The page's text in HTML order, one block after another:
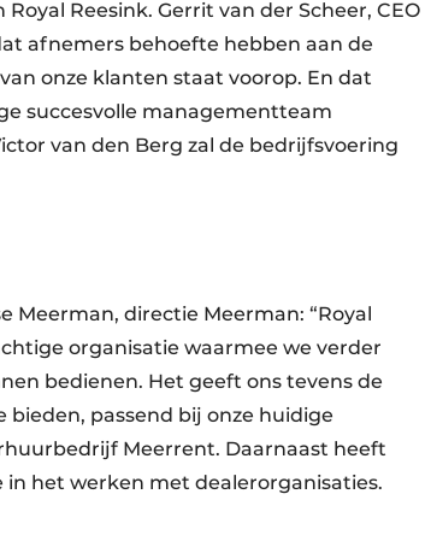
Reesink. Gerrit van der Scheer, CEO
afnemers behoefte hebben aan de
onze klanten staat voorop. En dat
succesvolle managementteam
van den Berg zal de bedrijfsvoering
Meerman, directie Meerman: “Royal
organisatie waarmee we verder
bedienen. Het geeft ons tevens de
passend bij onze huidige
Meerrent. Daarnaast heeft
in het werken met dealerorganisaties.